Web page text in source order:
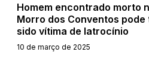
Homem encontrado morto
Morro dos Conventos pode
sido vítima de latrocínio
10 de março de 2025